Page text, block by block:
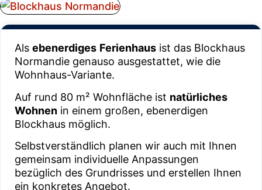
Als ebenerdiges Ferienhaus ist das Blockhaus
Normandie genauso ausgestattet, wie die
Wohnhaus-Variante.
Auf rund 80 m² Wohnfläche ist natürliches
Wohnen in einem großen, ebenerdigen
Blockhaus möglich.
Selbstverständlich planen wir auch mit Ihnen
gemeinsam individuelle Anpassungen
bezüglich des Grundrisses und erstellen Ihnen
ein konkretes Angebot.